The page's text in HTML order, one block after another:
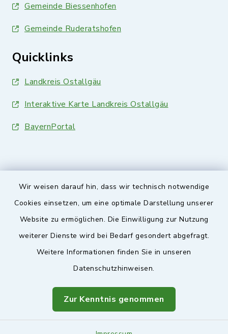
Wir weisen darauf hin, dass wir technisch notwendige
Cookies einsetzen, um eine optimale Darstellung unserer
Website zu ermöglichen. Die Einwilligung zur Nutzung
weiterer Dienste wird bei Bedarf gesondert abgefragt.
Weitere Informationen finden Sie in unseren
Datenschutzhinweisen.
Zur Kenntnis genommen
Gemeinde Biessenhofen
Gemeinde Ruderatshofen
Quicklinks
Landkreis Ostallgäu
Interaktive Karte Landkreis Ostallgäu
BayernPortal
Sicherer Kontakt
Datenschutz
Sitemap